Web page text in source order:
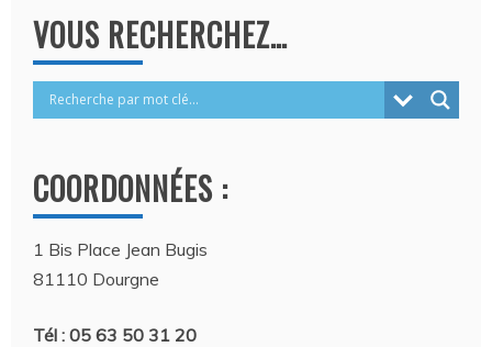
VOUS RECHERCHEZ…
COORDONNÉES :
1 Bis Place Jean Bugis
81110 Dourgne
Tél : 05 63 50 31 20